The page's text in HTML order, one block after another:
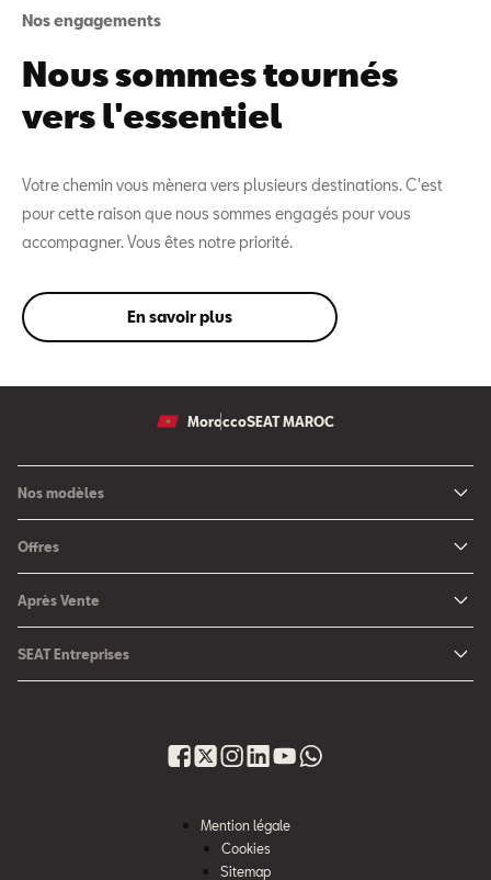
Nos engagements
Nous sommes tournés
vers l'essentiel
Votre chemin vous mènera vers plusieurs destinations. C'est
pour cette raison que nous sommes engagés pour vous
accompagner. Vous êtes notre priorité.
En savoir plus
MoroccoSEAT MAROC
Nos modèles
Nouveau SEAT Ateca
Nouvelle SEAT Ibiza
Nouvelle SEAT Arona
Offres
Après Vente
SEAT Pièces de rechange
Campagne de Rappel Airbag Takata
SEAT Entreprises
Mention légale
Cookies
Sitemap